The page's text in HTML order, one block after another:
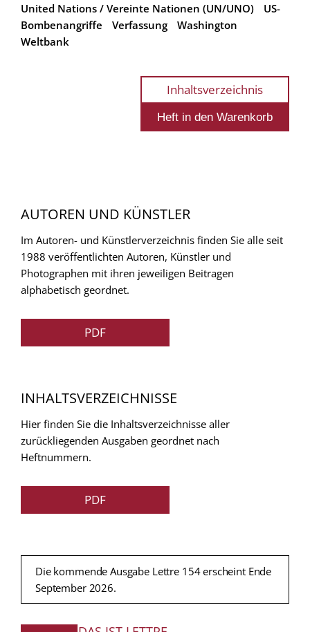
United Nations / Vereinte Nationen (UN/UNO)
US-
Bombenangriffe
Verfassung
Washington
Weltbank
Inhaltsverzeichnis
AUTOREN UND KÜNSTLER
Im Autoren- und Künstlerverzeichnis finden Sie alle seit
1988 veröffentlichten Autoren, Künstler und
Photographen mit ihren jeweiligen Beitragen
alphabetisch geordnet.
PDF
INHALTSVERZEICHNISSE
Hier finden Sie die Inhaltsverzeichnisse aller
zurückliegenden Ausgaben geordnet nach
Heftnummern.
PDF
Die kommende Ausgabe Lettre 154 erscheint Ende
September 2026.